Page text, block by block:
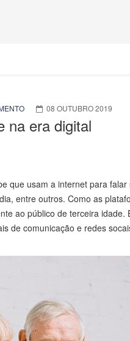
08 OUTUBRO 2019
na era digital
que usam a internet para
entre outros. Como as
ao público de terceira
de comunicação e redes